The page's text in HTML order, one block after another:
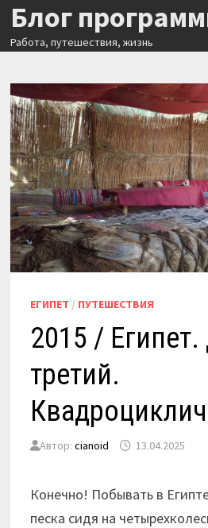
Перейти
содержимому
Блог
Работа, путешествия, жизнь
ЕГИПЕТ / ПУТЕШЕСТВИЯ
2015 /
третий.
Автор: cianoid 13.04.2025
Конечно! Побывать в
песка сидя на